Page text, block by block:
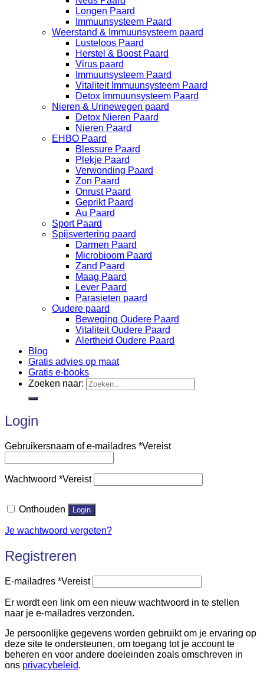
Longen Paard
Immuunsysteem Paard
Weerstand & Immuunsysteem paard
Lusteloos Paard
Herstel & Boost Paard
Virus paard
Immuunsysteem Paard
Vitaliteit Immuunsysteem Paard
Detox Immuunsysteem Paard
Nieren & Urinewegen paard
Detox Nieren Paard
Nieren Paard
EHBO Paard
Blessure Paard
Plekje Paard
Verwonding Paard
Zon Paard
Onrust Paard
Geprikt Paard
Au Paard
Sport Paard
Spijsvertering paard
Darmen Paard
Microbioom Paard
Zand Paard
Maag Paard
Lever Paard
Parasieten paard
Oudere paard
Beweging Oudere Paard
Vitaliteit Oudere Paard
Alertheid Oudere Paard
Blog
Gratis advies op maat
Gratis e-books
Zoeken naar:
Login
Gebruikersnaam of e-mailadres *Vereist
Wachtwoord *Vereist
Onthouden Login
Je wachtwoord vergeten?
Registreren
E-mailadres *Vereist
Er wordt een link om een nieuw wachtwoord in te stellen
naar je e-mailadres verzonden.
Je persoonlijke gegevens worden gebruikt om je ervaring op
deze site te ondersteunen, om toegang tot je account te
beheren en voor andere doeleinden zoals omschreven in
ons privacybeleid.